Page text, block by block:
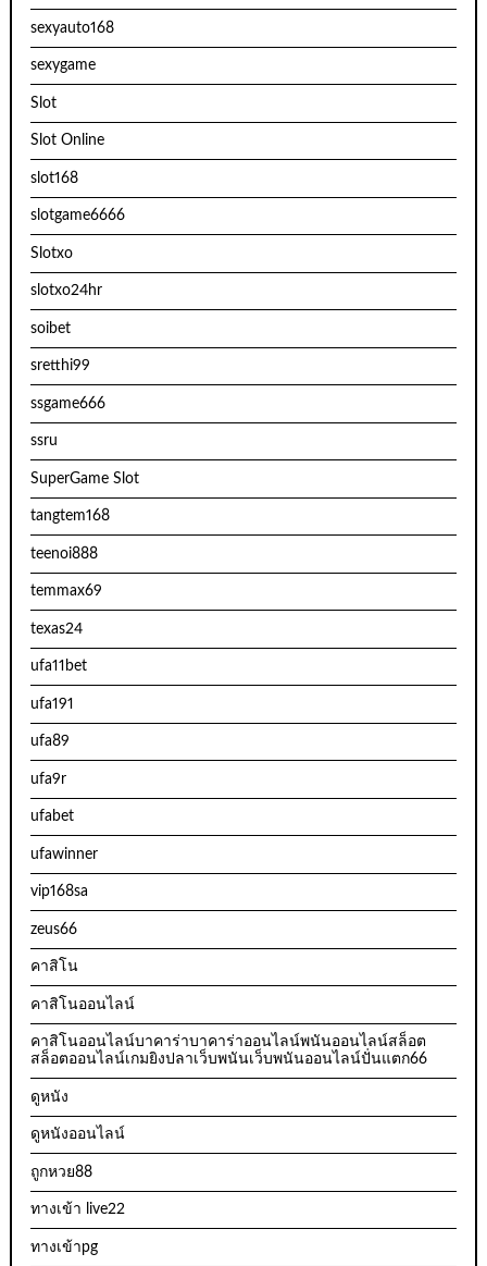
sexyauto168
sexygame
Slot
Slot Online
slot168
slotgame6666
Slotxo
slotxo24hr
soibet
sretthi99
ssgame666
ssru
SuperGame Slot
tangtem168
teenoi888
temmax69
texas24
ufa11bet
ufa191
ufa89
ufa9r
ufabet
ufawinner
vip168sa
zeus66
คาสิโน
คาสิโนออนไลน์
คาสิโนออนไลน์บาคาร่าบาคาร่าออนไลน์พนันออนไลน์สล็อต
สล็อตออนไลน์เกมยิงปลาเว็บพนันเว็บพนันออนไลน์ปั่นแตก66
ดูหนัง
ดูหนังออนไลน์
ถูกหวย88
ทางเข้า live22
ทางเข้าpg